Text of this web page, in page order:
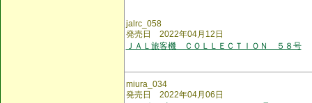
jalrc_058
発売日 2022年04月12日
ＪＡＬ旅客機 ＣＯＬＬＥＣＴＩＯＮ ５８号
miura_034
発売日 2022年04月06日